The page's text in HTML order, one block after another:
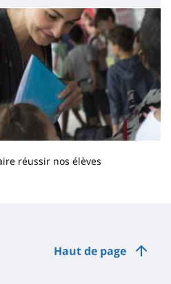
réussir nos élèves
Haut de page